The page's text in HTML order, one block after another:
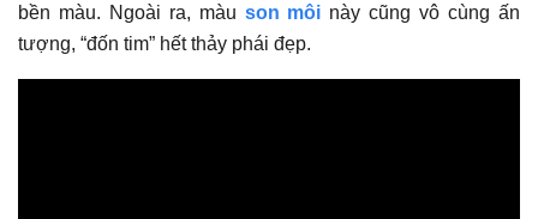
bền màu. Ngoài ra, màu son môi này cũng vô cùng ấn
tượng, “đốn tim” hết thảy phái đẹp.